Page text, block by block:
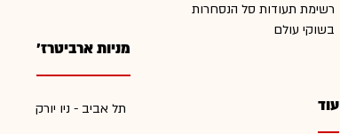
רשימת תעודות סל הנסחרות
בשוקי עולם
עוד
מניות ארביטרז'
תל אביב - ניו יורק